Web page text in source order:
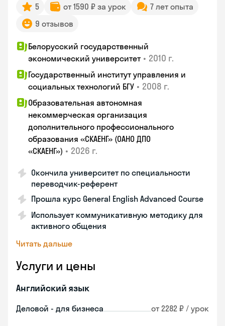
5 от 1590 ₽ за урок
7 лет опыта
9 отзывов
Белорусский государственный
экономический университет • 2010 г.
Государственный институт управления и
социальных технологий БГУ • 2008 г.
Образовательная автономная
некоммерческая организация
дополнительного профессионального
образования «СКАЕНГ» (ОАНО ДПО
«СКАЕНГ») • 2026 г.
Окончила университет по специальности
переводчик-референт
Прошла курс General English Advanced Course
Использует коммуникативную методику для
активного общения
Читать дальше
Услуги и цены
Английский язык
Деловой - для бизнеса от 2282 ₽ / урок